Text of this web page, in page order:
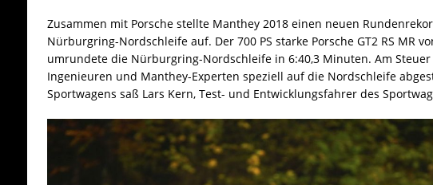
Zusammen mit Porsche stellte Manthey 2018 einen neuen
Nürburgring-Nordschleife auf. Der 700 PS starke Porsche GT2 RS MR
umrundete die Nürburgring-Nordschleife in 6:40,3 Minuten. Am Steuer
Ingenieuren und Manthey-Experten speziell auf die Nordschleife
Sportwagens saß Lars Kern, Test- und Entwicklungsfahrer des